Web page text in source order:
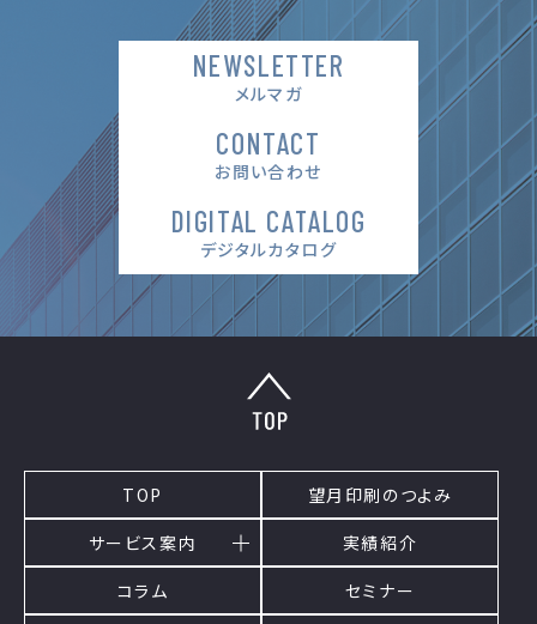
NEWSLETTER
メルマガ
CONTACT
お問い合わせ
DIGITAL CATALOG
デジタルカタログ
TOP
望月印刷のつよみ
サービス案内
実績紹介
コラム
セミナー